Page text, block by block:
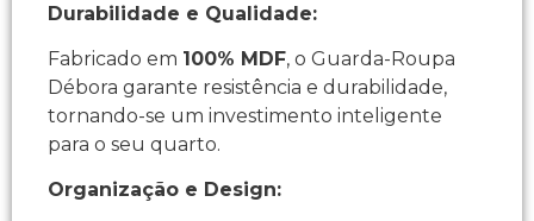
Durabilidade e Qualidade:
Fabricado em 100% MDF, o Guarda-Roupa
Débora garante resistência e durabilidade,
tornando-se um investimento inteligente
para o seu quarto.
Organização e Design: